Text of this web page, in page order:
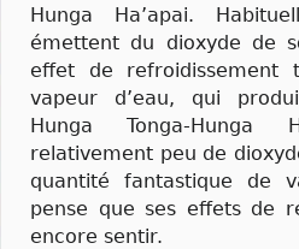
Hunga Ha’apai.
émettent du dioxyde de
effet de refroidissement
vapeur d’eau, qui
Hunga Tonga-Hunga
relativement peu de
quantité fantastique de
pense que ses effets de
encore sentir.